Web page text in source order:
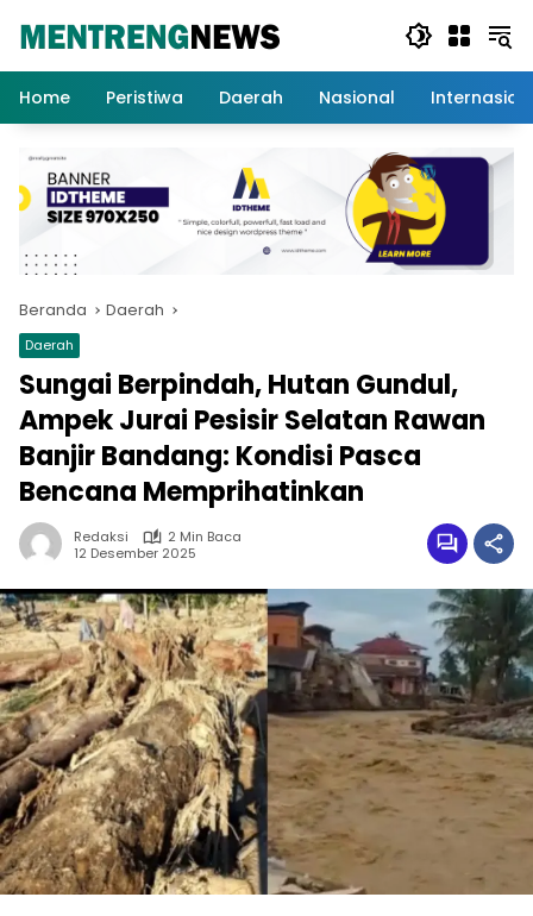
Home
Peristiwa Daerah Nasional
Beranda Daerah
Daerah
Sungai Berpindah, Hutan Gundul,
Ampek Jurai Pesisir Selatan Rawan
Banjir Bandang: Kondisi Pasca
Bencana Memprihatinkan
Redaksi
2 Min Baca
12 Desember 2025